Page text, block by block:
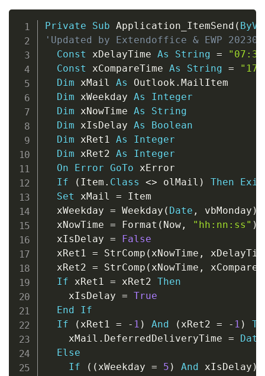
Private Sub Application_ItemSend (
'Updated by Extendoffice & EWP
Const xDelayTime As String =
Const xCompareTime As String =
Dim xMail As Outlook . MailItem
Dim xWeekday As
Integer
Dim xNowTime As
String
Dim xIsDelay As
Boolean
Dim xRet1 As
Integer
Dim xRet2 As
Integer
On
Error GoTo xError
If
( Item . Class <> olMail ) Then
Exit
Set xMail = Item
  xWeekday
= Weekday ( Date , vbMonday )
  xNowTime
= Format ( Now, "hh:nn:ss" )
  xIsDelay
=
False
  xRet1
= StrComp ( xNowTime ,
  xRet2
= StrComp ( xNowTime ,
If xRet1 = xRet2 Then
    xIsDelay
= True
End
If
If
( xRet1 = - 1 ) And ( xRet2 = - 1 )
    xMail
. DeferredDeliveryTime =
Date
Else
If
( ( xWeekday = 5 ) And xIsDelay )
Copy